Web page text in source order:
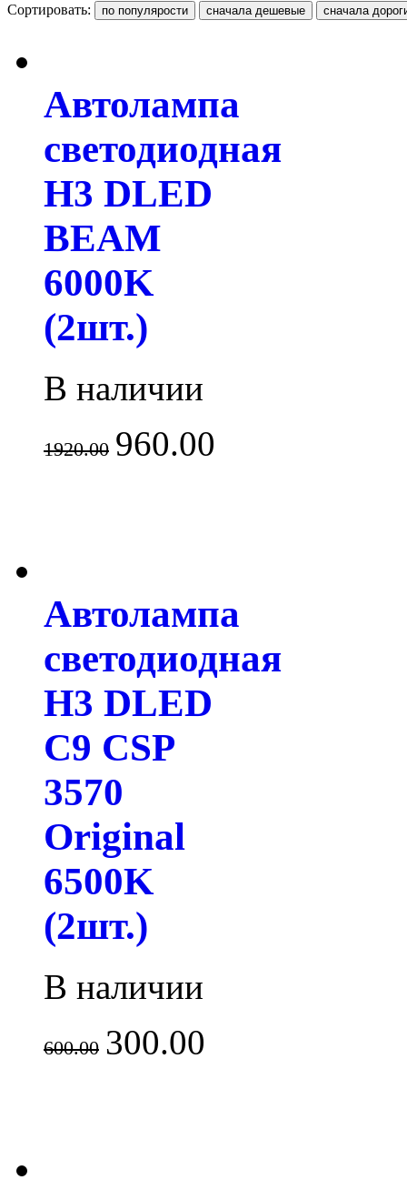
Сортировать:
Автолампа
светодиодная
H3 DLED
BEAM
6000K
(2шт.)
В наличии
1920.00 960.00
Автолампа
светодиодная
H3 DLED
C9 CSP
3570
Original
6500K
(2шт.)
В наличии
600.00 300.00